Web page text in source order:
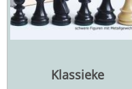
Klassieke